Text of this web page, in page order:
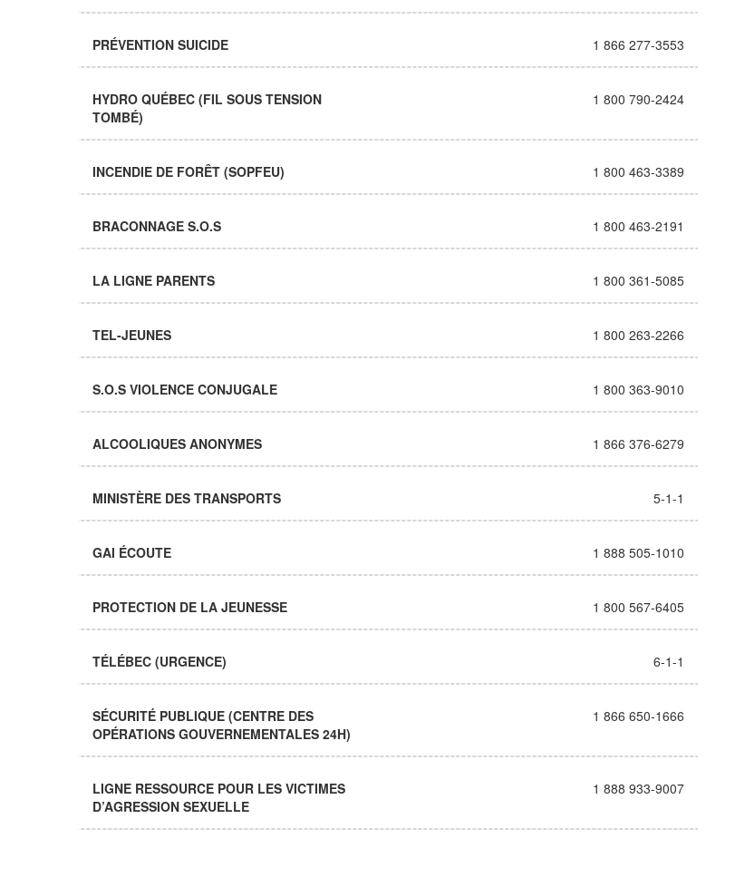
PRÉVENTION SUICIDE 1 866 277-3553
HYDRO QUÉBEC (FIL SOUS TENSION
TOMBÉ)
1 800 790-2424
INCENDIE DE FORÊT (SOPFEU) 1 800 463-3389
BRACONNAGE S.O.S 1 800 463-2191
LA LIGNE PARENTS 1 800 361-5085
TEL-JEUNES 1 800 263-2266
S.O.S VIOLENCE CONJUGALE 1 800 363-9010
ALCOOLIQUES ANONYMES 1 866 376-6279
MINISTÈRE DES TRANSPORTS 5-1-1
GAI ÉCOUTE 1 888 505-1010
PROTECTION DE LA JEUNESSE 1 800 567-6405
TÉLÉBEC (URGENCE) 6-1-1
SÉCURITÉ PUBLIQUE (CENTRE DES
OPÉRATIONS GOUVERNEMENTALES 24H)
1 866 650-1666
LIGNE RESSOURCE POUR LES VICTIMES
D’AGRESSION SEXUELLE
1 888 933-9007